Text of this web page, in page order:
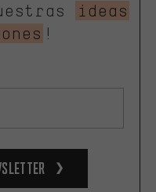
ideas
!